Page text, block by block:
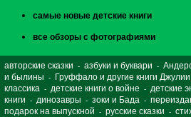
самые новые детские книги
все обзоры с фотографиями
авторские сказки - азбуки и буквари -
и былины - Груффало и другие книги
классика - детские книги о войне - детские
книги - динозавры - зоки и Бада -
подарок на выпускной - русские сказки -